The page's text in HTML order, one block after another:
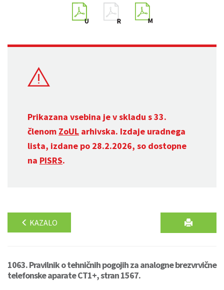
Prikazana vsebina je v skladu s 33.
členom ZoUL arhivska. Izdaje uradnega
lista, izdane po 28.2.2026, so dostopne
na PISRS.
KAZALO
1063. Pravilnik o tehničnih pogojih za analogne brezvrvične
telefonske aparate CT1+, stran 1567.